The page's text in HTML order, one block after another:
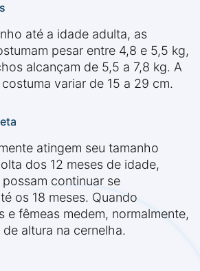
até a idade adulta, as
pesar entre 4,8 e 5,5 kg,
alcançam de 5,5 a 7,8 kg. A
variar de 15 a 29 cm.
atingem seu tamanho
dos 12 meses de idade,
continuar se
os 18 meses. Quando
e fêmeas medem, normalmente,
altura na cernelha.